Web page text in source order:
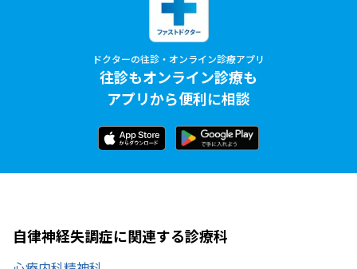
ドクターの往診・オンライン診療アプリ
往診もオンライン診療も
アプリから便利に相談
自律神経失調症に関連する診療科